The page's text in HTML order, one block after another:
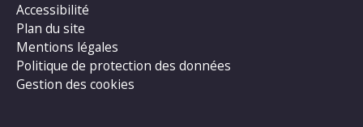
Accessibilité
Plan du site
Mentions légales
Politique de protection des données
Gestion des cookies